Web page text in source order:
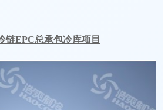
链EPC总承包冷库项目